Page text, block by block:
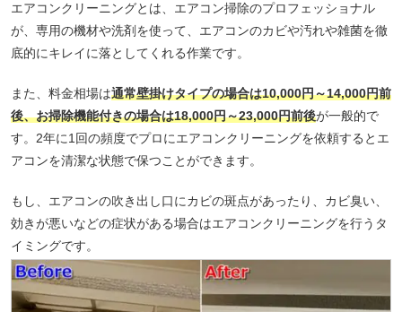
エアコンクリーニングとは、エアコン掃除のプロフェッショナル
が、専用の機材や洗剤を使って、エアコンのカビや汚れや雑菌を徹
底的にキレイに落としてくれる作業です。
また、料金相場は通常壁掛けタイプの場合は10,000円～14,000円前
後、お掃除機能付きの場合は18,000円～23,000円前後が一般的で
す。2年に1回の頻度でプロにエアコンクリーニングを依頼するとエ
アコンを清潔な状態で保つことができます。
もし、エアコンの吹き出し口にカビの斑点があったり、カビ臭い、
効きが悪いなどの症状がある場合はエアコンクリーニングを行うタ
イミングです。